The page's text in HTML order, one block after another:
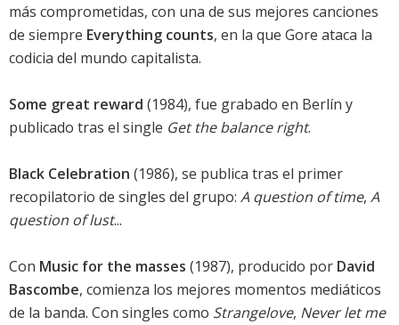
más comprometidas, con una de sus mejores canciones
de siempre Everything counts, en la que Gore ataca la
codicia del mundo capitalista.
Some great reward (1984), fue grabado en Berlín y
publicado tras el single Get the balance right.
Black Celebration (1986), se publica tras el primer
recopilatorio de singles del grupo: A question of time, A
question of lust...
Con Music for the masses (1987), producido por David
Bascombe, comienza los mejores momentos mediáticos
de la banda. Con singles como Strangelove, Never let me